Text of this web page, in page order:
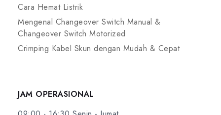
Cara Hemat Listrik
Mengenal Changeover Switch Manual &
Changeover Switch Motorized
Crimping Kabel Skun dengan Mudah & Cepat
JAM OPERASIONAL